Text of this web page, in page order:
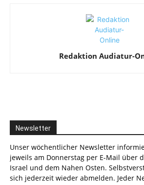
Redaktion Audiatur-
Newsletter
Unser wöchentlicher Newsletter
jeweils am Donnerstag per E-Mail über
Israel und dem Nahen Osten.
sich jederzeit wieder abmelden. Jeder